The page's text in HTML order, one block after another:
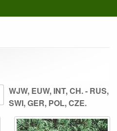
WJW, EUW, INT, CH. - RUS,
SWI, GER, POL, CZE.